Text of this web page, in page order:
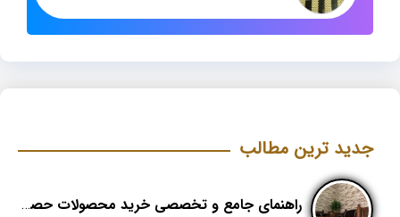
جدید ترین مطالب
راهنمای جامع و تخصصی خرید محصولات حصیری؛ هنر اصیل در دکوراسیون مدرن (بخش اول)